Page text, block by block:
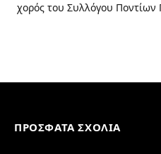
χορός του Συλλόγου
ΠΡΌΣΦΑΤΑ ΣΧΌΛΙΑ